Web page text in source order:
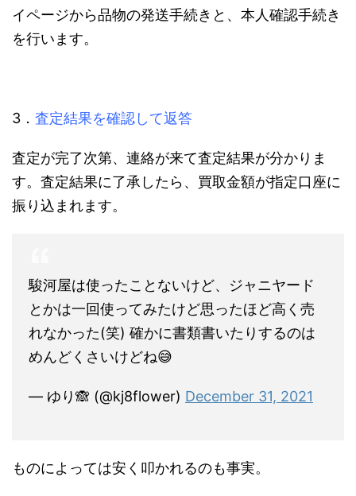
イページから品物の発送手続きと、本人確認手続き
を行います。
3． 査定結果を確認して返答
査定が完了次第、連絡が来て査定結果が分かりま
す。査定結果に了承したら、買取金額が指定口座に
振り込まれます。
駿河屋は使ったことないけど、ジャニヤード
とかは一回使ってみたけど思ったほど高く売
れなかった(笑) 確かに書類書いたりするのは
めんどくさいけどね😅
— ゆり🙈 (@kj8flower) December 31, 2021
ものによっては安く叩かれるのも事実。